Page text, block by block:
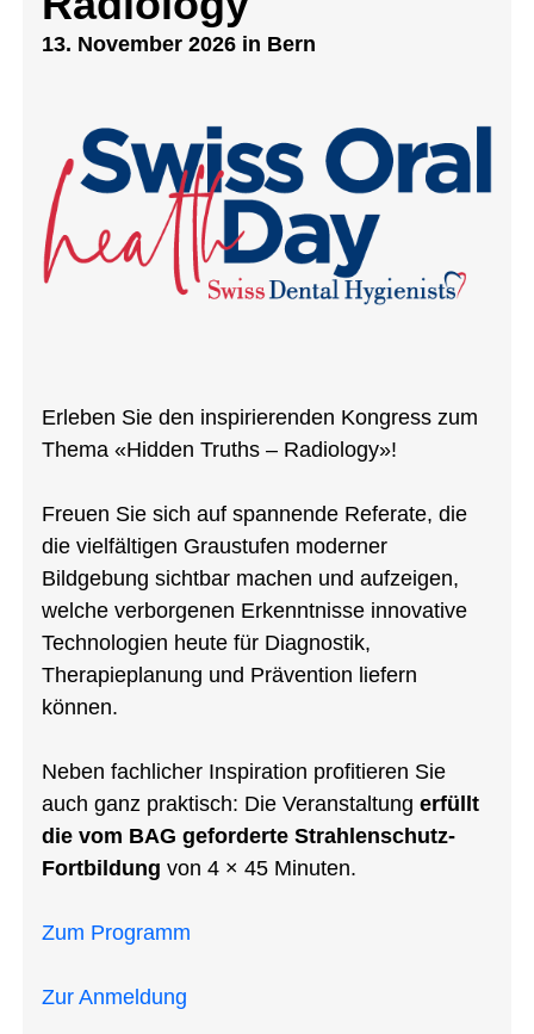
13. November 2026 in Bern
Erleben Sie den inspirierenden Kongress zum
Thema «Hidden Truths – Radiology»!
Freuen Sie sich auf spannende Referate, die
die vielfältigen Graustufen moderner
Bildgebung sichtbar machen und aufzeigen,
welche verborgenen Erkenntnisse innovative
Technologien heute für Diagnostik,
Therapieplanung und Prävention liefern
können.
Neben fachlicher Inspiration profitieren Sie
auch ganz praktisch: Die Veranstaltung erfüllt
die vom BAG geforderte Strahlenschutz-
Fortbildung von 4 × 45 Minuten.
Zum Programm
Zur Anmeldung